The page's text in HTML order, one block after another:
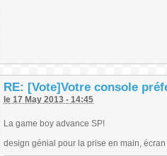
RE: [Vote]Votre console
le 17 May 2013 - 14:45
La game boy advance SP!
design génial pour la prise en main,